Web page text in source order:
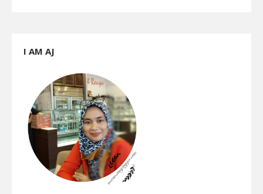
I AM AJ